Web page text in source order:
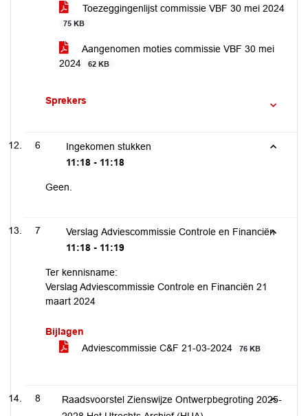
Toezeggingenlijst commissie VBF 30 mei 2024
75 KB
Aangenomen moties commissie VBF 30 mei
2024
62 KB
Sprekers
6
Ingekomen stukken
11:18 - 11:18
Geen.
7
Verslag Adviescommissie Controle en Financiën
11:18 - 11:19
Ter kennisname:
Verslag Adviescommissie Controle en Financiën 21
maart 2024
Bijlagen
Adviescommissie C&F 21-03-2024
76 KB
8
Raadsvoorstel Zienswijze Ontwerpbegroting 2025-